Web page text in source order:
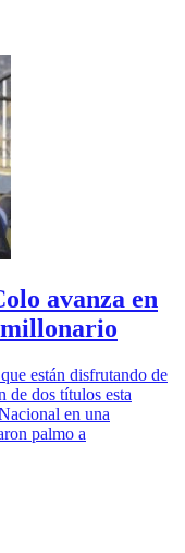
avanza en
millonario
están disfrutando de
de dos títulos esta
en una
palmo a